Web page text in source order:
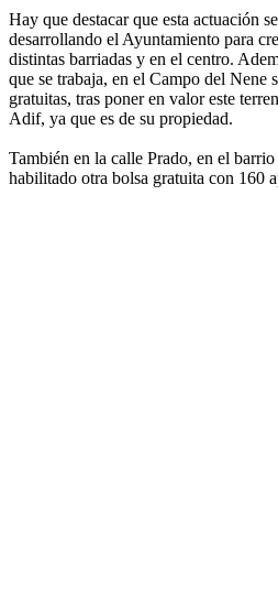
Hay que destacar que esta actuación
desarrollando el Ayuntamiento para
distintas barriadas y en el centro.
que se trabaja, en el Campo del Nene
gratuitas, tras poner en valor este
Adif, ya que es de su propiedad.
También en la calle Prado, en el
habilitado otra bolsa gratuita con 160